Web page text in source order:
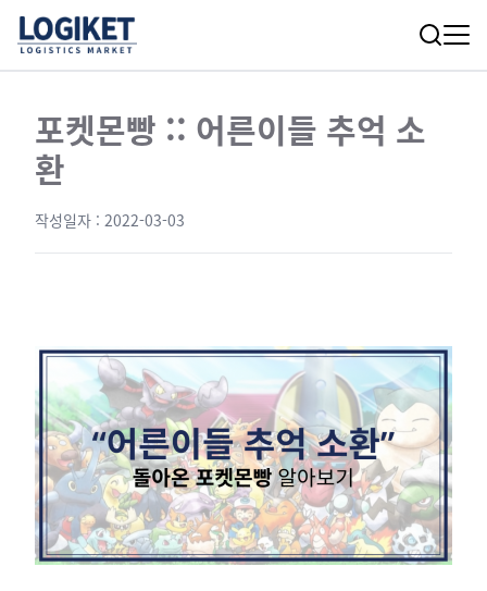
포켓몬빵 :: 어른이들 추억 소
환
작성일자 : 2022-03-03